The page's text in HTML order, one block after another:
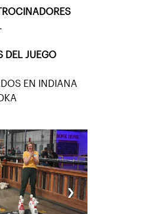
DEL JUEGO
EN INDIANA
›